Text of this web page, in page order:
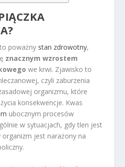
poważny stan zdrowotny,
znacznym wzrostem
we krwi. Zjawisko to
czyli zaburzenia
organizmu, które
konsekwencje. Kwas
ubocznym procesów
w sytuacjach, gdy tlen jest
jest narażony na